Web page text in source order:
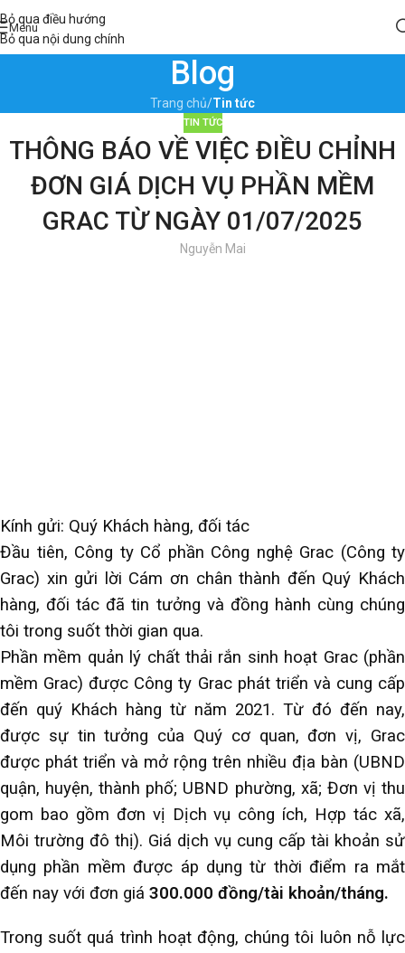
Bỏ qua điều hướng
Bỏ qua nội dung chính
Menu
Blog
Trang chủ/Tin tức
TIN TỨC
THÔNG BÁO VỀ VIỆC ĐIỀU CHỈNH
ĐƠN GIÁ DỊCH VỤ PHẦN MỀM
GRAC TỪ NGÀY 01/07/2025
Nguyễn Mai
Kính gửi: Quý Khách hàng, đối tác
Đầu tiên, Công ty Cổ phần Công nghệ Grac (Công ty
Grac) xin gửi lời Cám ơn chân thành đến Quý Khách
hàng, đối tác đã tin tưởng và đồng hành cùng chúng
tôi trong suốt thời gian qua.
Phần mềm quản lý chất thải rắn sinh hoạt Grac (phần
mềm Grac) được Công ty Grac phát triển và cung cấp
đến quý Khách hàng từ năm 2021. Từ đó đến nay,
được sự tin tưởng của Quý cơ quan, đơn vị, Grac
được phát triển và mở rộng trên nhiều địa bàn (UBND
quận, huyện, thành phố; UBND phường, xã; Đơn vị thu
gom bao gồm đơn vị Dịch vụ công ích, Hợp tác xã,
Môi trường đô thị). Giá dịch vụ cung cấp tài khoản sử
dụng phần mềm được áp dụng từ thời điểm ra mắt
đến nay với đơn giá 300.000 đồng/tài khoản/tháng.
Trong suốt quá trình hoạt động, chúng tôi luôn nỗ lực